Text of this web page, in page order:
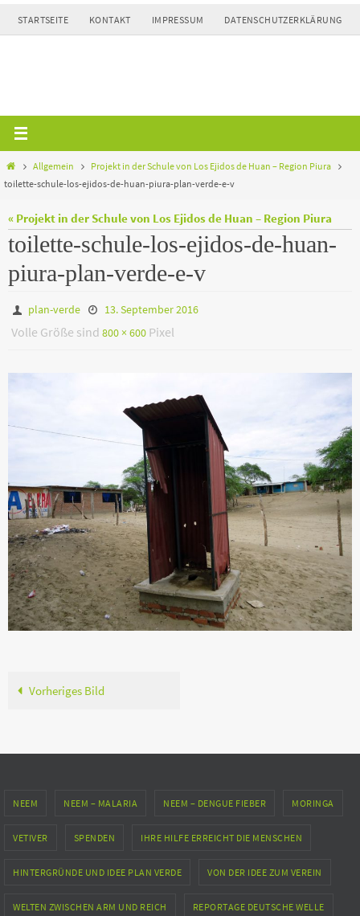
Zum
Inhalt
STARTSEITE KONTAKT IMPRESSUM DATENSCHUTZERKLÄRUNG
HomeAllgemein
Projekt in der Schule von Los Ejidos de Huan – Region Piura
toilette-schule-los-ejidos-de-huan-piura-plan-verde-e-v
« Projekt in der Schule von Los Ejidos de Huan – Region Piura
toilette-schule-los-ejidos-de-huan-
piura-plan-verde-e-v
plan-verde 13. September 2016
Volle Größe sind 800 × 600 Pixel
Vorheriges Bild
NEEM NEEM – MALARIA NEEM – DENGUE FIEBER MORINGA
VETIVER SPENDEN IHRE HILFE ERREICHT DIE MENSCHEN
HINTERGRÜNDE UND IDEE PLAN VERDE VON DER IDEE ZUM VEREIN
WELTEN ZWISCHEN ARM UND REICH REPORTAGE DEUTSCHE WELLE